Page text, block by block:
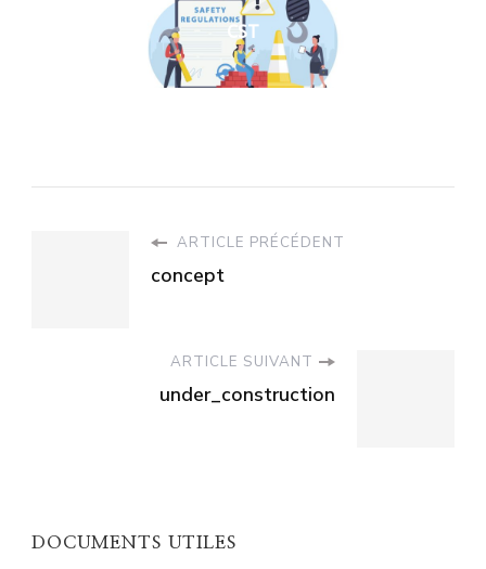
CST
ARTICLE PRÉCÉDENT
concept
ARTICLE SUIVANT
under_construction
DOCUMENTS UTILES